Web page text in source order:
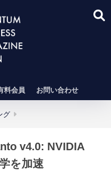
料会員 お問い合わせ
グ
v4.0: NVIDIA
を加速